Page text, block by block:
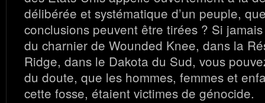
délibérée et systématique d’un peuple,
conclusions peuvent être tirées ? Si
du charnier de Wounded Knee, dans la
Ridge, dans le Dakota du Sud, vous
du doute, que les hommes, femmes et
cette fosse, étaient victimes de génocide.